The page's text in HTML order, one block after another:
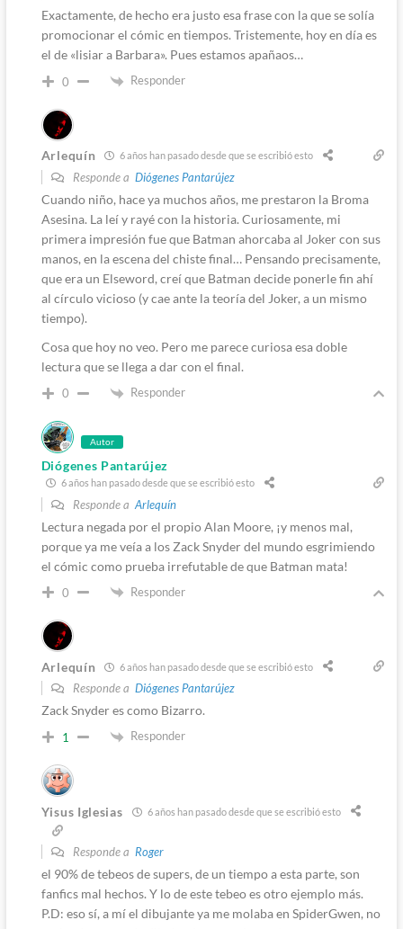
Exactamente, de hecho era justo esa frase con la que se solía
promocionar el cómic en tiempos. Tristemente, hoy en día es
el de «lisiar a Barbara». Pues estamos apañaos…
0 Responder
Arlequín 6 años han pasado desde que se escribió esto
Responde a Diógenes Pantarújez
Cuando niño, hace ya muchos años, me prestaron la Broma
Asesina. La leí y rayé con la historia. Curiosamente, mi
primera impresión fue que Batman ahorcaba al Joker con sus
manos, en la escena del chiste final… Pensando precisamente,
que era un Elseword, creí que Batman decide ponerle fin ahí
al círculo vicioso (y cae ante la teoría del Joker, a un mismo
tiempo).
Cosa que hoy no veo. Pero me parece curiosa esa doble
lectura que se llega a dar con el final.
0 Responder
Autor
Diógenes Pantarújez
6 años han pasado desde que se escribió esto
Responde a Arlequín
Lectura negada por el propio Alan Moore, ¡y menos mal,
porque ya me veía a los Zack Snyder del mundo esgrimiendo
el cómic como prueba irrefutable de que Batman mata!
0 Responder
Arlequín 6 años han pasado desde que se escribió esto
Responde a Diógenes Pantarújez
Zack Snyder es como Bizarro.
1 Responder
Yisus Iglesias 6 años han pasado desde que se escribió esto
Responde a Roger
el 90% de tebeos de supers, de un tiempo a esta parte, son
fanfics mal hechos. Y lo de este tebeo es otro ejemplo más.
P.D: eso sí, a mí el dibujante ya me molaba en SpiderGwen, no